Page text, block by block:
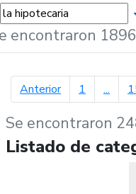
encontraron
Anteriorpágina anterior
1 ...
Se encontraron
Listado de